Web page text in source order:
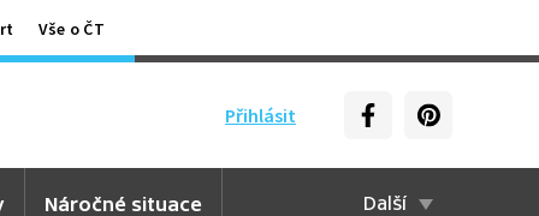
Vše o ČT
Přihlásit
Náročné situace Další